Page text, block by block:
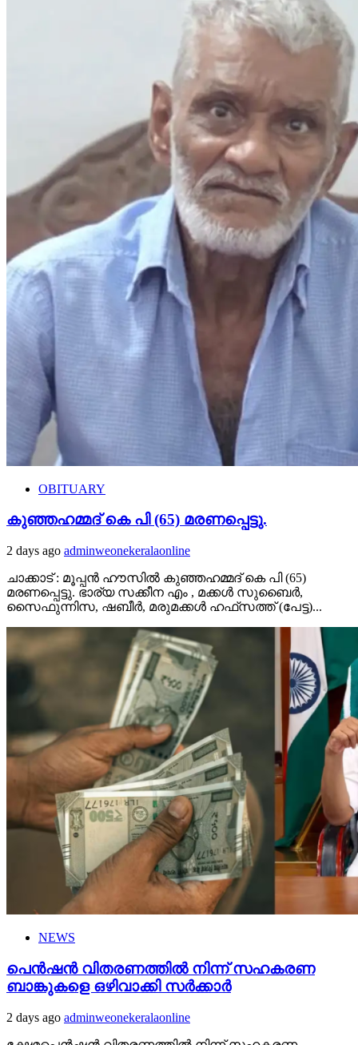
OBITUARY
കുഞ്ഞഹമ്മദ് കെ പി (65) മരണപ്പെട്ടു.
2 days ago adminweonekeralaonline
ചാക്കാട് : മൂപ്പൻ ഹൗസിൽ കുഞ്ഞഹമ്മദ് കെ പി (65)
മരണപ്പെട്ടു. ഭാര്യ സക്കീന എം , മക്കൾ സുബൈർ,
സൈഫുന്നിസ, ഷബീർ, മരുമക്കൾ ഹഫ്‌സത്ത് (പേട്ട)...
NEWS
പെൻഷൻ വിതരണത്തിൽ നിന്ന് സഹകരണ
ബാങ്കുകളെ ഒഴിവാക്കി സർക്കാർ
2 days ago adminweonekeralaonline